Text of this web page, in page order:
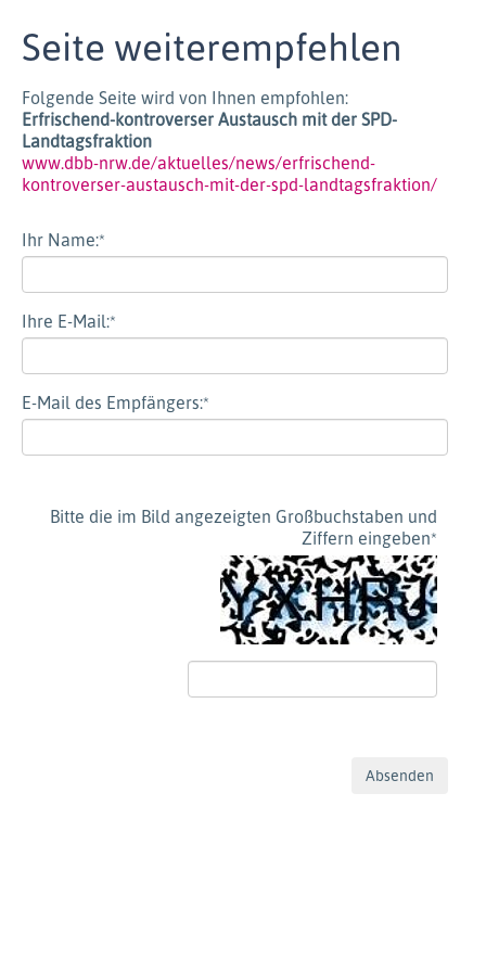
Seite weiterempfehlen
Folgende Seite wird von Ihnen empfohlen:
Erfrischend-kontroverser Austausch mit der SPD-
Landtagsfraktion
www.dbb-nrw.de/aktuelles/news/erfrischend-
kontroverser-austausch-mit-der-spd-landtagsfraktion/
Ihr Name:*
Ihre E-Mail:*
E-Mail des Empfängers:*
Bitte die im Bild angezeigten Großbuchstaben und
Ziffern eingeben*
Absenden